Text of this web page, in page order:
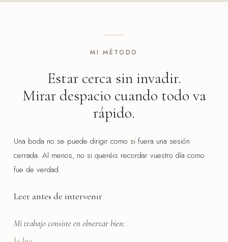
MI MÉTODO
Estar cerca sin invadir.
Mirar despacio cuando todo va
rápido.
Una boda no se puede dirigir como si fuera una sesión
cerrada. Al menos, no si queréis recordar vuestro día como
fue de verdad.
Leer antes de intervenir
Mi trabajo consiste en observar bien: